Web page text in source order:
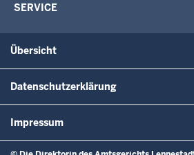
SERVICE
Übersicht
Datenschutzerklärung
Impressum